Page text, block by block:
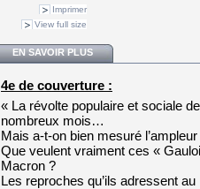
Imprimer
View full size
EN SAVOIR PLUS
4e de couverture :
« La révolte populaire et sociale
nombreux mois…
Mais a-t-on bien mesuré
Que veulent vraiment ces «
Macron ?
Les reproches qu’ils adressent